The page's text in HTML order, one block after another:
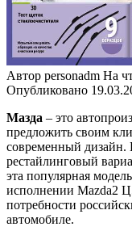
Автор personadm На
Опубликовано
Мазда – это
предложить своим
современный дизайн.
рестайлинговый
эта популярная
исполнении Mazda2
потребности
автомобиле.